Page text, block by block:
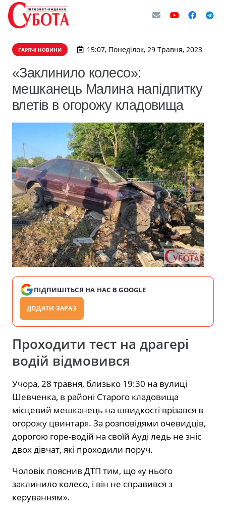
ГАРЯЧІ НОВИНИ 15:07, Понеділок, 29 Травня, 2023
«Заклинило колесо»:
мешканець Малина напідпитку
влетів в огорожу кладовища
ПІДПИШІТЬСЯ НА НАС В GOOGLE
ДОДАТИ ЗАРАЗ
Проходити тест на драгері
водій відмовився
Учора, 28 травня, близько 19:30 на вулиці
Шевченка, в районі Старого кладовища
місцевий мешканець на швидкості врізався в
огорожу цвинтаря. За розповідями очевидців,
дорогою горе-водій на своїй Ауді ледь не зніс
двох дівчат, які проходили поруч.
Чоловік пояснив ДТП тим, що «у нього
заклинило колесо, і він не справився з
керуванням».